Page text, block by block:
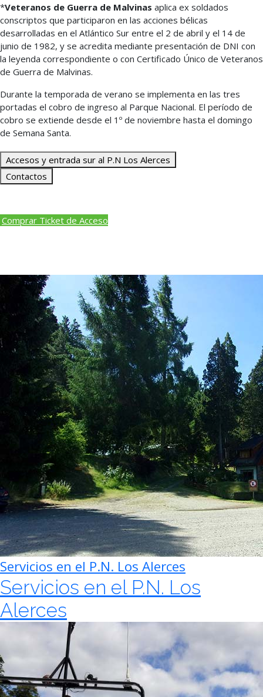
*Veteranos de Guerra de Malvinas aplica ex soldados
conscriptos que participaron en las acciones bélicas
desarrolladas en el Atlántico Sur entre el 2 de abril y el 14 de
junio de 1982, y se acredita mediante presentación de DNI con
la leyenda correspondiente o con Certificado Único de Veteranos
de Guerra de Malvinas.
Durante la temporada de verano se implementa en las tres
portadas el cobro de ingreso al Parque Nacional. El período de
cobro se extiende desde el 1º de noviembre hasta el domingo
de Semana Santa.
Accesos y entrada sur al P.N Los Alerces
Contactos
Comprar Ticket de Acceso
Servicios en el P.N. Los Alerces
Servicios en el P.N. Los
Alerces